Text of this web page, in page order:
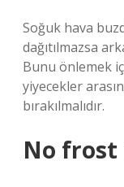
Soğuk hava
dağıtılmazsa
Bunu önlemek
yiyecekler
bırakılmalıdır.
No frost